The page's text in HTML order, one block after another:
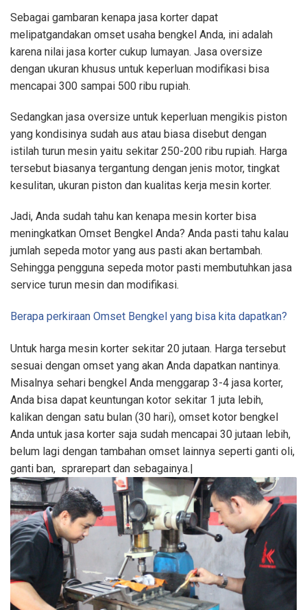
Sebagai gambaran kenapa jasa korter dapat
melipatgandakan omset usaha bengkel Anda, ini adalah
karena nilai jasa korter cukup lumayan. Jasa oversize
dengan ukuran khusus untuk keperluan modifikasi bisa
mencapai 300 sampai 500 ribu rupiah.
Sedangkan jasa oversize untuk keperluan mengikis piston
yang kondisinya sudah aus atau biasa disebut dengan
istilah turun mesin yaitu sekitar 250-200 ribu rupiah. Harga
tersebut biasanya tergantung dengan jenis motor, tingkat
kesulitan, ukuran piston dan kualitas kerja mesin korter.
Jadi, Anda sudah tahu kan kenapa mesin korter bisa
meningkatkan Omset Bengkel Anda? Anda pasti tahu kalau
jumlah sepeda motor yang aus pasti akan bertambah.
Sehingga pengguna sepeda motor pasti membutuhkan jasa
service turun mesin dan modifikasi.
Berapa perkiraan Omset Bengkel yang bisa kita dapatkan?
Untuk harga mesin korter sekitar 20 jutaan. Harga tersebut
sesuai dengan omset yang akan Anda dapatkan nantinya.
Misalnya sehari bengkel Anda menggarap 3-4 jasa korter,
Anda bisa dapat keuntungan kotor sekitar 1 juta lebih,
kalikan dengan satu bulan (30 hari), omset kotor bengkel
Anda untuk jasa korter saja sudah mencapai 30 jutaan lebih,
belum lagi dengan tambahan omset lainnya seperti ganti oli,
ganti ban, sprarepart dan sebagainya.|